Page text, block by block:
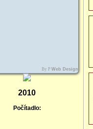
By P Web Design
2010
Počítadlo: